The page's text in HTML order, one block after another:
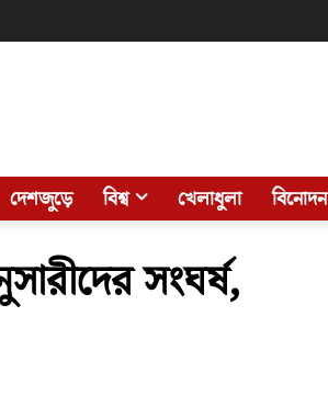
দেশজুড়ে বিশ্ব খেলাধুলা বিনোদন
সংঘর্ষ,